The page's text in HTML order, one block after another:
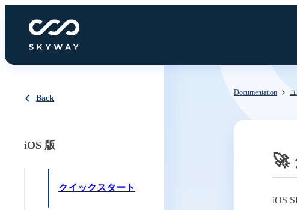
は
Back
iOS 版
クイックスタート
Documentation
🚀
iOS